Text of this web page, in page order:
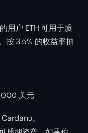
用户 ETH 可用于质
按 3.5% 的收益率抽
美元
、